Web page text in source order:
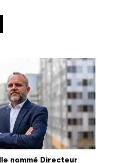
nommé Directeur